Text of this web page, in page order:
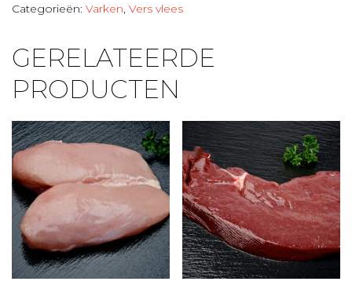
Categorieën: Varken, Vers vlees
GERELATEERDE
PRODUCTEN